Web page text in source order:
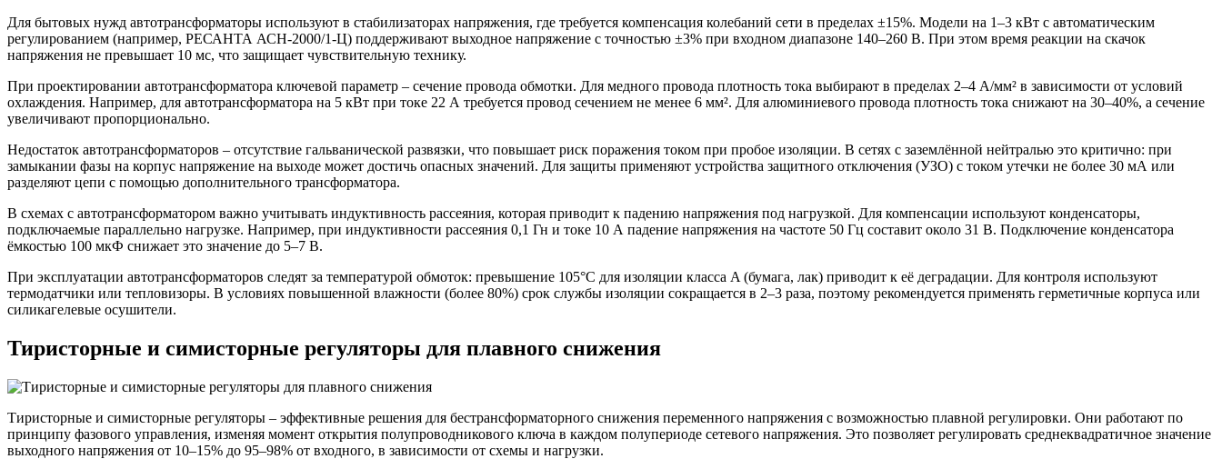
Для бытовых нужд автотрансформаторы используют в стабилизаторах напряжения, где требуется компенсация колебаний сети в пределах ±15%. Модели на 1–3 кВт с автоматическим
регулированием (например, РЕСАНТА АСН-2000/1-Ц) поддерживают выходное напряжение с точностью ±3% при входном диапазоне 140–260 В. При этом время реакции на скачок
напряжения не превышает 10 мс, что защищает чувствительную технику.
При проектировании автотрансформатора ключевой параметр – сечение провода обмотки. Для медного провода плотность тока выбирают в пределах 2–4 А/мм² в зависимости от условий
охлаждения. Например, для автотрансформатора на 5 кВт при токе 22 А требуется провод сечением не менее 6 мм². Для алюминиевого провода плотность тока снижают на 30–40%, а сечение
увеличивают пропорционально.
Недостаток автотрансформаторов – отсутствие гальванической развязки, что повышает риск поражения током при пробое изоляции. В сетях с заземлённой нейтралью это критично: при
замыкании фазы на корпус напряжение на выходе может достичь опасных значений. Для защиты применяют устройства защитного отключения (УЗО) с током утечки не более 30 мА или
разделяют цепи с помощью дополнительного трансформатора.
В схемах с автотрансформатором важно учитывать индуктивность рассеяния, которая приводит к падению напряжения под нагрузкой. Для компенсации используют конденсаторы,
подключаемые параллельно нагрузке. Например, при индуктивности рассеяния 0,1 Гн и токе 10 А падение напряжения на частоте 50 Гц составит около 31 В. Подключение конденсатора
ёмкостью 100 мкФ снижает это значение до 5–7 В.
При эксплуатации автотрансформаторов следят за температурой обмоток: превышение 105°C для изоляции класса A (бумага, лак) приводит к её деградации. Для контроля используют
термодатчики или тепловизоры. В условиях повышенной влажности (более 80%) срок службы изоляции сокращается в 2–3 раза, поэтому рекомендуется применять герметичные корпуса или
силикагелевые осушители.
Тиристорные и симисторные регуляторы для плавного снижения
Тиристорные и симисторные регуляторы – эффективные решения для бестрансформаторного снижения переменного напряжения с возможностью плавной регулировки. Они работают по
принципу фазового управления, изменяя момент открытия полупроводникового ключа в каждом полупериоде сетевого напряжения. Это позволяет регулировать среднеквадратичное значение
выходного напряжения от 10–15% до 95–98% от входного, в зависимости от схемы и нагрузки.